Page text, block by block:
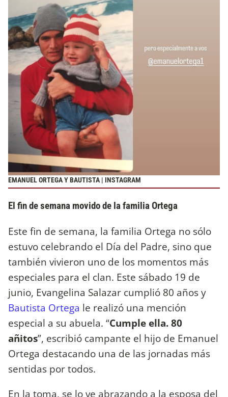
EMANUEL ORTEGA Y BAUTISTA | INSTAGRAM
El fin de semana movido de la familia Ortega
Este fin de semana, la familia Ortega no sólo
estuvo celebrando el Día del Padre, sino que
también vivieron uno de los momentos más
especiales para el clan. Este sábado 19 de
junio, Evangelina Salazar cumplió 80 años y
Bautista Ortega le realizó una mención
especial a su abuela. “Cumple ella. 80
añitos”, escribió campante el hijo de Emanuel
Ortega destacando una de las jornadas más
sentidas por todos.
En la toma, se lo ve abrazando a la esposa del